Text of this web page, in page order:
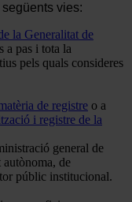
vies:
la Generalitat de
a pas i tota la
pels quals consideres
de registre o a
i registre de la
general de
autònoma, de
públic institucional.